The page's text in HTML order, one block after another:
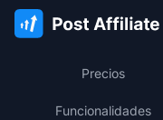
Precios
Funcionalidades